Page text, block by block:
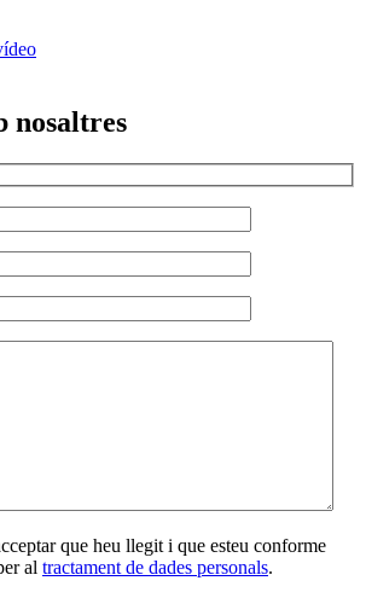
nosaltres
que heu llegit i que esteu conforme
al tractament de dades personals.